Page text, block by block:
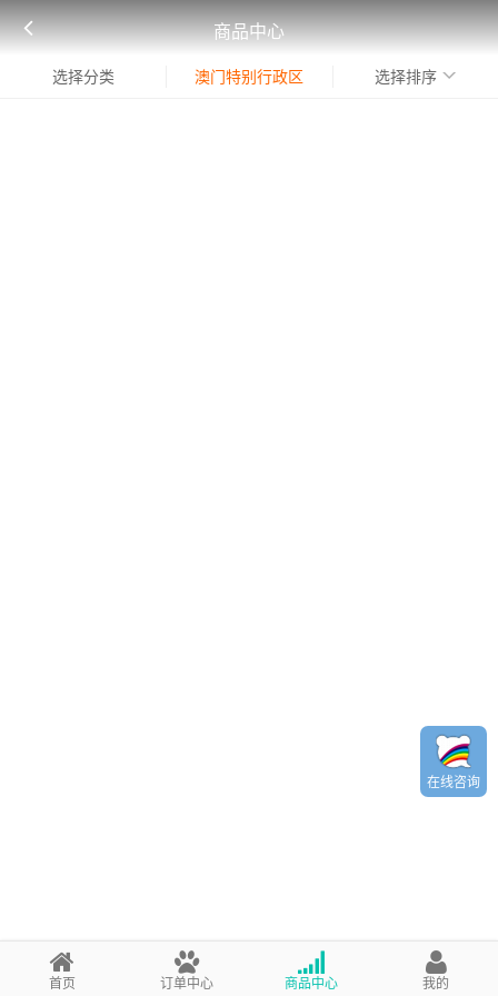
商品中心
选择分类 澳门特别行政区 选择排序
在线咨询
首页 订单中心 商品中心 我的